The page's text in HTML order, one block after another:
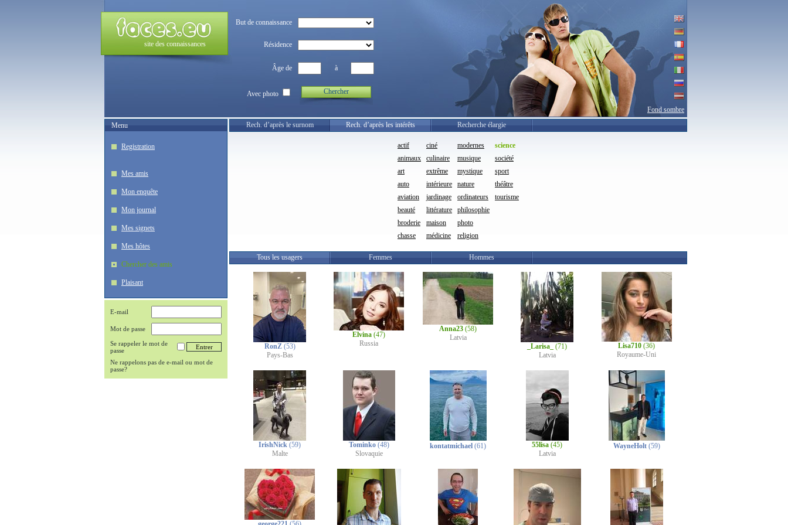
site des connaissances
But de connaissance
Résidence
Âge de à
Avec photo Chercher
Fond sombre
Menu
Registration
Mes amis
Mon enquête
Mon journal
Mes signets
Mes hôtes
Chercher des amis
Plaisant
E-mail
Mot de passe
Se rappeler le mot de
passe
Ne rappelons pas de e-mail ou mot de
passe?
Rech. d’après le surnom Rech. d’après les intérêts Recherche élargie
actif
animaux
art
auto
aviation
beauté
broderie
chasse
ciné
culinaire
extrême
intérieure
jardinage
littérature
maison
médicine
modernes
musique
mystique
nature
ordinateurs
philosophie
photo
religion
science
société
sport
théâtre
tourisme
Tous les usagers Femmes Hommes
RonZ(53)
Pays-Bas
Elvina (47)
Russia
Anna23 (58)
Latvia
_Larisa_
(71)
Latvia
Lisa710 (36)
Royaume-Uni
IrishNick (59)
Malte
Tominko(48)
Slovaquie
kontatmichael (61) 55lisa (45)
Latvia
WayneHolt(59)